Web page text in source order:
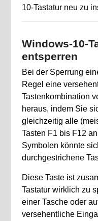
10-Tastatur neu zu
Windows-10-
entsperren
Bei der Sperrung
Regel eine
Tastenkombination
heraus, indem Sie
gleichzeitig alle
Tasten F1 bis F12
Symbolen könnte
durchgestrichene
Diese Taste ist
Tastatur wirklich zu
einer Tasche oder
versehentliche